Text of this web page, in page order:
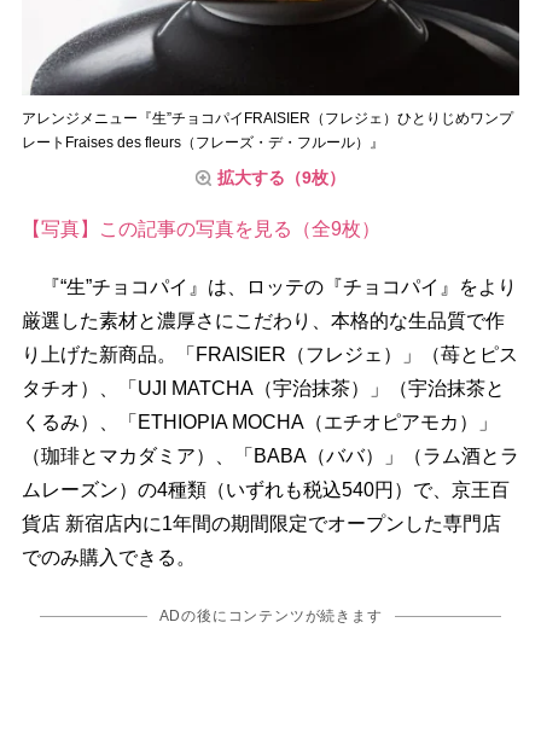
アレンジメニュー『生”チョコパイFRAISIER（フレジェ）ひとりじめワンプ
レートFraises des fleurs（フレーズ・デ・フルール）』
拡大する（9枚）
【写真】この記事の写真を見る（全9枚）
『“生”チョコパイ』は、ロッテの『チョコパイ』をより
厳選した素材と濃厚さにこだわり、本格的な生品質で作
り上げた新商品。「FRAISIER（フレジェ）」（苺とピス
タチオ）、「UJI MATCHA（宇治抹茶）」（宇治抹茶と
くるみ）、「ETHIOPIA MOCHA（エチオピアモカ）」
（珈琲とマカダミア）、「BABA（ババ）」（ラム酒とラ
ムレーズン）の4種類（いずれも税込540円）で、京王百
貨店 新宿店内に1年間の期間限定でオープンした専門店
でのみ購入できる。
ADの後にコンテンツが続きます